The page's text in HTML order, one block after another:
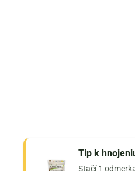
Tip k
Stačí 1